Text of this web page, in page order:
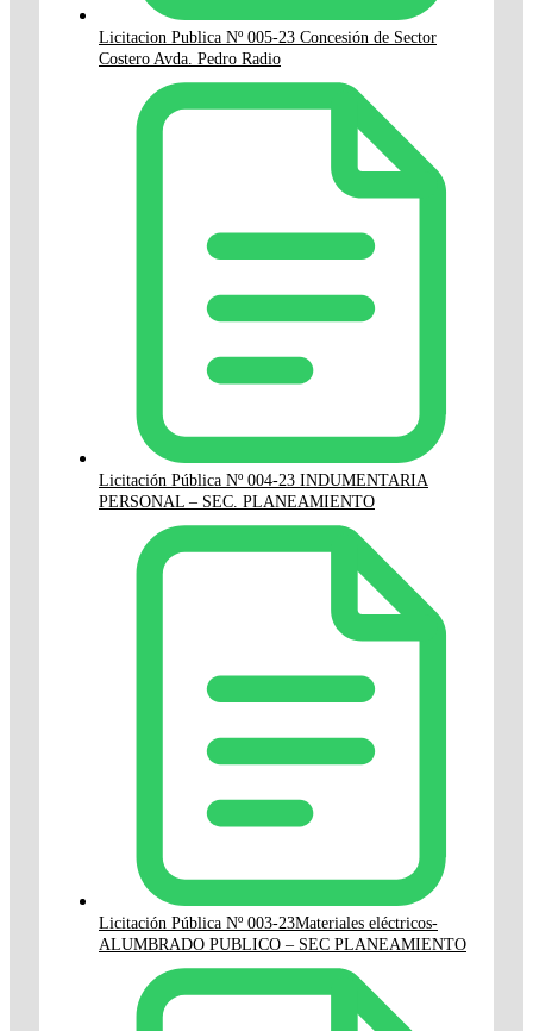
Licitacion Publica Nº 005-23 Concesión de Sector
Costero Avda. Pedro Radio
Licitación Pública Nº 004-23 INDUMENTARIA
PERSONAL – SEC. PLANEAMIENTO
Licitación Pública Nº 003-23Materiales eléctricos-
ALUMBRADO PUBLICO – SEC PLANEAMIENTO